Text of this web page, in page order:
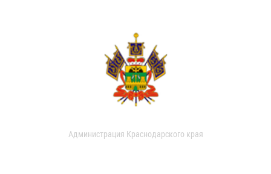
Администрация Краснодарского края